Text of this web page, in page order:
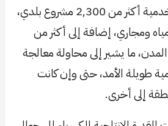
المشاريع البلدية والخدمية أكثر من 2,300 مشروع بلدي،
مشروع مياه ومجاري، إضافة إلى أكثر من
المدن، ما يشير إلى محاولة معالجة
طويلة الأمد، حتى وإن كانت
إلى أخرى.